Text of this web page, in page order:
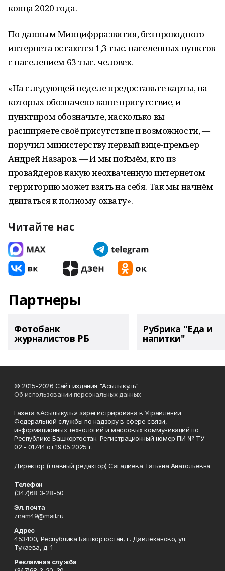
конца 2020 года.
По данным Минцифрразвития, без проводного
интернета остаются 1,3 тыс. населенных пунктов
с населением 63 тыс. человек.
«На следующей неделе предоставьте карты, на
которых обозначено ваше присутствие, и
пунктиром обозначьте, насколько вы
расширяете своё присутствие и возможности, —
поручил министерству первый вице-премьер
Андрей Назаров. — И мы поймём, кто из
провайдеров какую неохваченную интернетом
территорию может взять на себя. Так мы начнём
двигаться к полному охвату».
Читайте нас
Партнеры
Фотобанк
журналистов РБ
Рубрика "Еда и
напитки"
© 2015-2026 Сайт издания "Асылыкуль"
Об использовании персональных данных
Газета «Асылыкуль» зарегистрирована в Управлении
Федеральной службы по надзору в сфере связи,
информационных технологий и массовых коммуникаций по
Республике Башкортостан. Регистрационный номер ПИ № ТУ
02 - 01744 от 19.05.2025 г.
Директор (главный редактор) Сагадиева Татьяна Анатольевна
Телефон
(347)68 3-28-50
Эл. почта
znam49@mail.ru
Адрес
453400, Республика Башкортостан, г. Давлеканово, ул.
Тукаева, д. 1
Рекламная служба